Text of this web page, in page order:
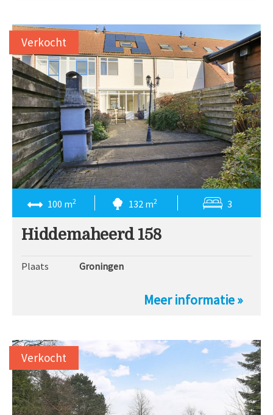
100 m2 132 m2 3
Hiddemaheerd 158
Plaats Groningen
Meer informatie »
Verkocht
Verkocht